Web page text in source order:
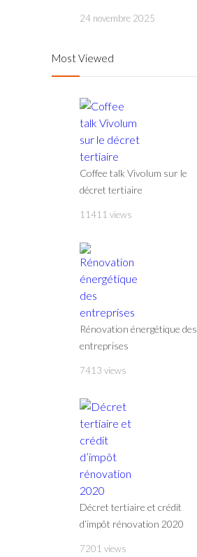
24 novembre 2025
Most Viewed
Coffee talk Vivolum sur le
décret tertiaire
11411 views
Rénovation énergétique des
entreprises
7413 views
Décret tertiaire et crédit
d’impôt rénovation 2020
7201 views